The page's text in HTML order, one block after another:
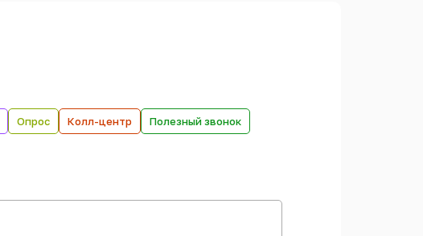
Опрос Колл-центр Полезный звонок